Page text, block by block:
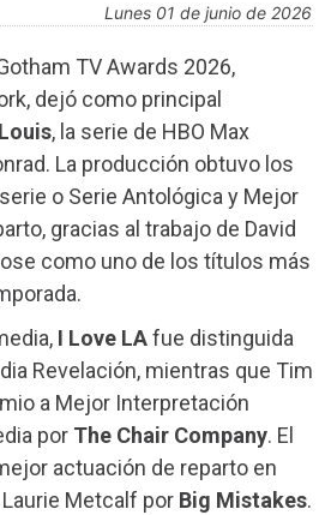
lunes 01 de junio de 2026
TV Awards 2026,
dejó como principal
, la serie de HBO Max
La producción obtuvo los
o Serie Antológica y Mejor
gracias al trabajo de David
como uno de los títulos más
I Love LAfue distinguida
Revelación, mientras que Tim
a Mejor Interpretación
por The Chair Company. El
actuación de reparto en
Metcalf por Big Mistakes.